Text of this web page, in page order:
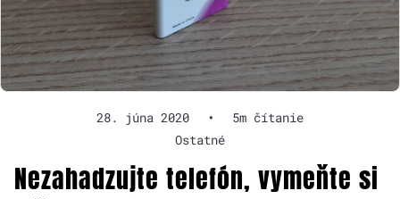
28. júna 2020 •
5m čítanie
Ostatné
Nezahadzujte telefón, vymeňte si